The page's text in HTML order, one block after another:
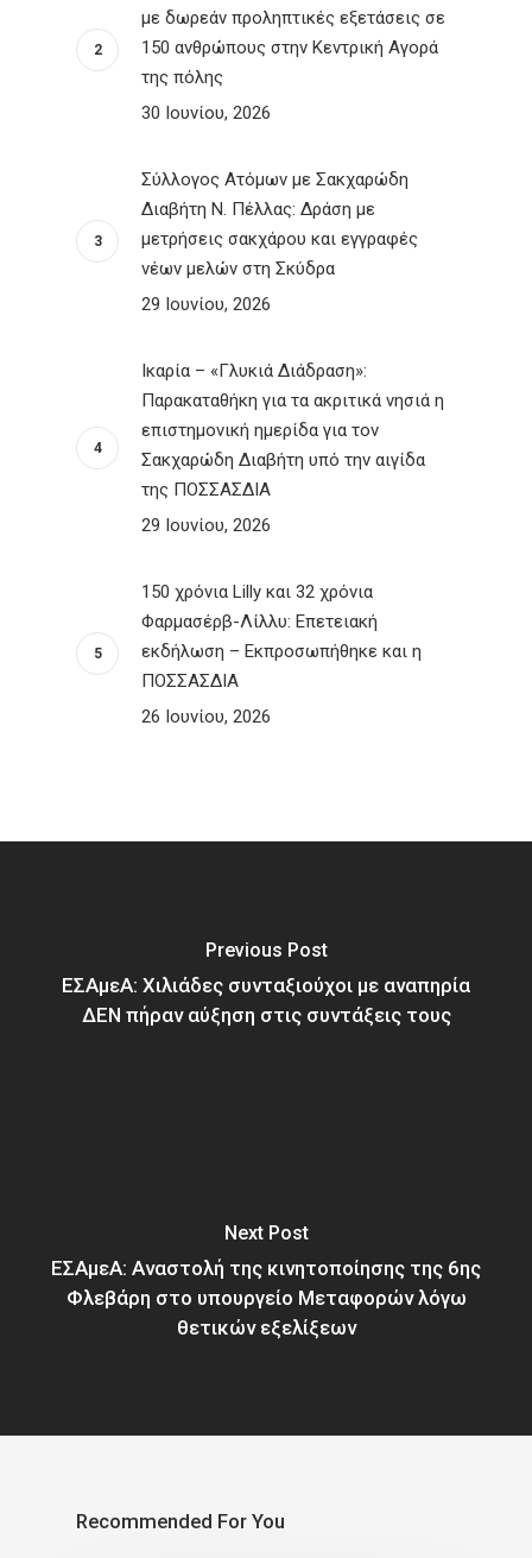
με δωρεάν προληπτικές εξετάσεις σε
150 ανθρώπους στην Κεντρική Αγορά
της πόλης
30 Ιουνίου, 2026
Σύλλογος Ατόμων με Σακχαρώδη
Διαβήτη Ν. Πέλλας: Δράση με
μετρήσεις σακχάρου και εγγραφές
νέων μελών στη Σκύδρα
29 Ιουνίου, 2026
Ικαρία – «Γλυκιά Διάδραση»:
Παρακαταθήκη για τα ακριτικά νησιά η
επιστημονική ημερίδα για τον
Σακχαρώδη Διαβήτη υπό την αιγίδα
της ΠΟΣΣΑΣΔΙΑ
29 Ιουνίου, 2026
150 χρόνια Lilly και 32 χρόνια
Φαρμασέρβ-Λίλλυ: Eπετειακή
εκδήλωση – Εκπροσωπήθηκε και η
ΠΟΣΣΑΣΔΙΑ
26 Ιουνίου, 2026
Previous Post
ΕΣΑμεΑ: Χιλιάδες συνταξιούχοι με αναπηρία
ΔΕΝ πήραν αύξηση στις συντάξεις τους
Next Post
ΕΣΑμεΑ: Αναστολή της κινητοποίησης της 6ης
Φλεβάρη στο υπουργείο Μεταφορών λόγω
θετικών εξελίξεων
Recommended For You